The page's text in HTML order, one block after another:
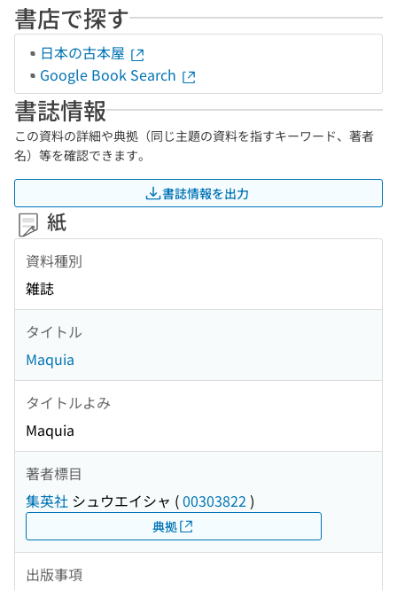
書店で探す
日本の古本屋
Google Book Search
書誌情報
この資料の詳細や典拠（同じ主題の資料を指すキーワード、著者
名）等を確認できます。
書誌情報を出力
紙
資料種別
雑誌
タイトル
Maquia
タイトルよみ
Maquia
著者標目
集英社 シュウエイシャ (00303822 )
典拠
出版事項